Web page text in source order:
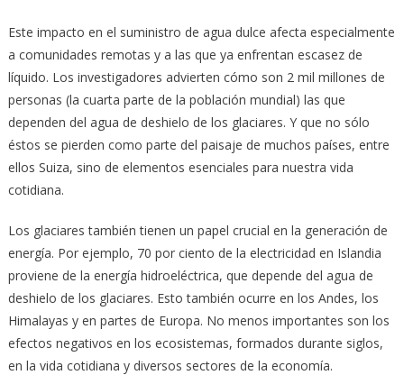
Este impacto en el suministro de agua dulce afecta especialmente
a comunidades remotas y a las que ya enfrentan escasez de
líquido. Los investigadores advierten cómo son 2 mil millones de
personas (la cuarta parte de la población mundial) las que
dependen del agua de deshielo de los glaciares. Y que no sólo
éstos se pierden como parte del paisaje de muchos países, entre
ellos Suiza, sino de elementos esenciales para nuestra vida
cotidiana.
Los glaciares también tienen un papel crucial en la generación de
energía. Por ejemplo, 70 por ciento de la electricidad en Islandia
proviene de la energía hidroeléctrica, que depende del agua de
deshielo de los glaciares. Esto también ocurre en los Andes, los
Himalayas y en partes de Europa. No menos importantes son los
efectos negativos en los ecosistemas, formados durante siglos,
en la vida cotidiana y diversos sectores de la economía.